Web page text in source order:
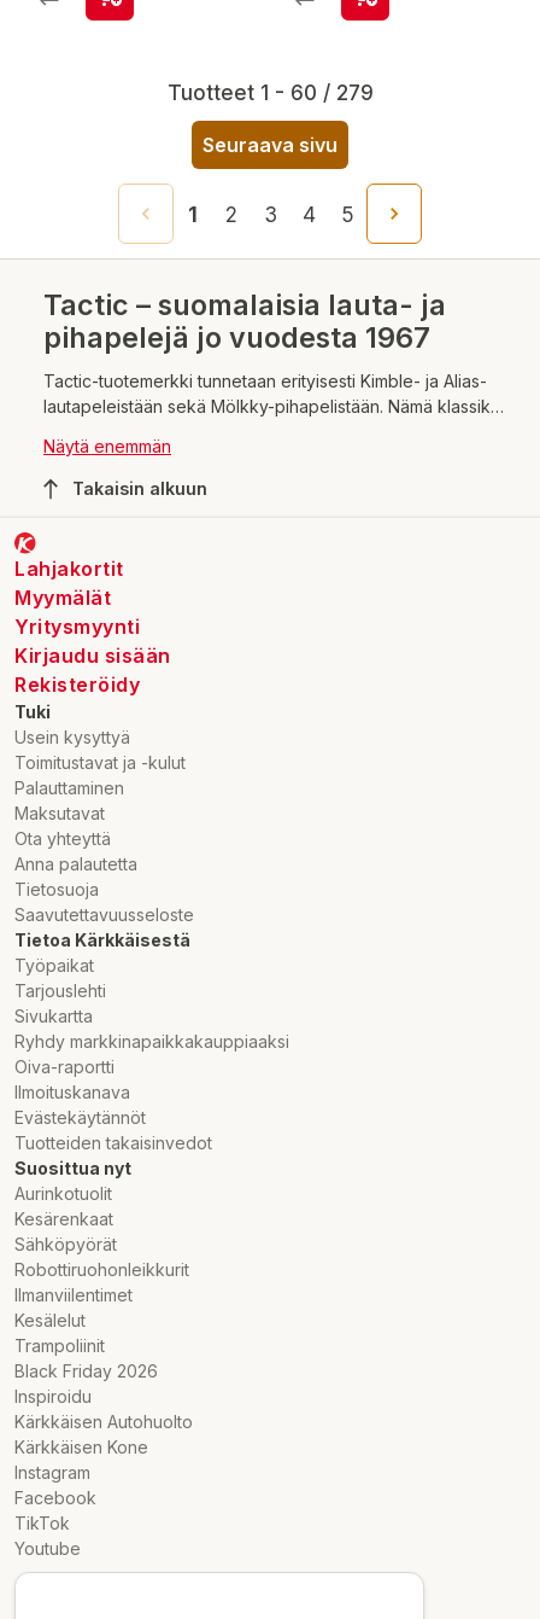
Tuotteet 1 - 60 / 279
Seuraava sivu
1 2 3 4 5
Tactic – suomalaisia lauta- ja
pihapelejä jo vuodesta 1967
Tactic-tuotemerkki tunnetaan erityisesti Kimble- ja Alias-
lautapeleistään sekä Mölkky-pihapelistään. Nämä klassikot
ilahduttamaan lapsia ja aikuisia. Pelien lisäksi Tactic tuottaa
myös kirjoja ja leluja tuotemerkillään.
Näytä enemmän
Takaisin alkuun
Lahjakortit
Myymälät
Yritysmyynti
Kirjaudu sisään
Rekisteröidy
Tuki
Usein kysyttyä
Toimitustavat ja -kulut
Palauttaminen
Maksutavat
Ota yhteyttä
Anna palautetta
Tietosuoja
Saavutettavuusseloste
Tietoa Kärkkäisestä
Työpaikat
Tarjouslehti
Sivukartta
Ryhdy markkinapaikkakauppiaaksi
Oiva-raportti
Ilmoituskanava
Evästekäytännöt
Tuotteiden takaisinvedot
Suosittua nyt
Aurinkotuolit
Kesärenkaat
Sähköpyörät
Robottiruohonleikkurit
Ilmanviilentimet
Kesälelut
Trampoliinit
Black Friday 2026
Inspiroidu
Kärkkäisen Autohuolto
Kärkkäisen Kone
Instagram
Facebook
TikTok
Youtube